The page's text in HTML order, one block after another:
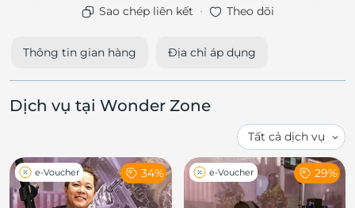
Sao chép liên kết · Theo dõi
Thông tin gian hàng Địa chỉ áp dụng
Dịch vụ tại Wonder Zone
e-Voucher 34% e-Voucher 29%